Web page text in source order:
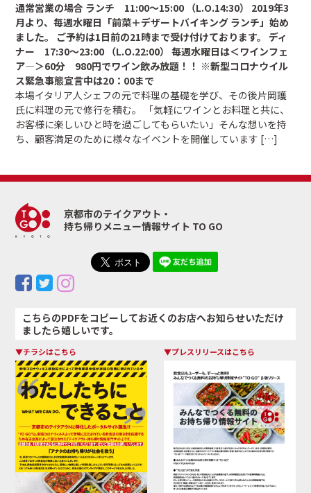
通常営業の場合 ランチ 11:00～15:00 （L.O.14:30） 2019年3
月より、毎週水曜日「前菜＋デザートバイキング ランチ」始め
ました。 ご予約は1日前の21時まで受け付けております。 ディ
ナー 17:30～23:00 （L.O.22:00） 毎週水曜日は＜ワインフェ
ア―＞60分 980円でワイン飲み放題！！ ※新型コロナウイル
ス緊急事態宣言中は20：00まで
本場イタリア人シェフの元で料理の基礎を学び、その後片岡護
氏に料理の元で修行を積む。 「気軽にワインとお料理と共に、
お客様に楽しいひと時を過ごしてもらいたい」そんな想いを持
ち、顧客満足のために様々なイベントを開催しています […]
京都市のテイクアウト・
持ち帰りメニュー情報サイト TO GO
こちらのPDFをコピーしてお近くのお店へお知らせいただけ
ましたら嬉しいです。
▼チラシはこちら ▼プレスリリースはこちら